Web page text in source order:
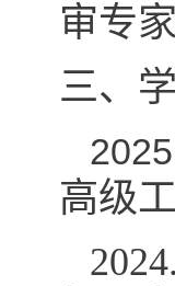
审专
三、
高级